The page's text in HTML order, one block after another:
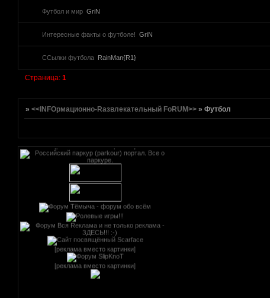
Футбол и мир GriN
Интересные факты о футболе! GriN
ССылки футбола RainMan{R1}
Страница:1
»<<INFOрмационно-Rазвлекательный FoRUM>> »Футбол
[реклама вместо картинки]
[реклама вместо картинки]
[реклама вместо картинки]